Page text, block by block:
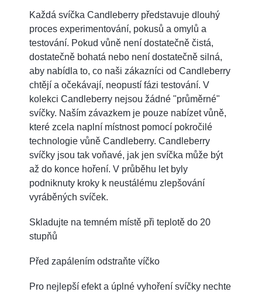
Každá svíčka Candleberry představuje dlouhý
proces experimentování, pokusů a omylů a
testování. Pokud vůně není dostatečně čistá,
dostatečně bohatá nebo není dostatečně silná,
aby nabídla to, co naši zákazníci od Candleberry
chtějí a očekávají, neopustí fázi testování. V
kolekci Candleberry nejsou žádné "průměrné"
svíčky. Naším závazkem je pouze nabízet vůně,
které zcela naplní místnost pomocí pokročilé
technologie vůně Candleberry. Candleberry
svíčky jsou tak voňavé, jak jen svíčka může být
až do konce hoření. V průběhu let byly
podniknuty kroky k neustálému zlepšování
vyráběných svíček.
Skladujte na temném místě při teplotě do 20
stupňů
Před zapálením odstraňte víčko
Pro nejlepší efekt a úplné vyhoření svíčky nechte